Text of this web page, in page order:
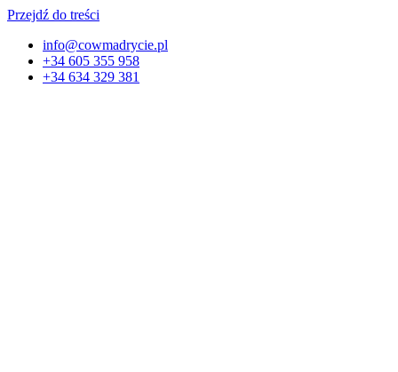
Przejdź do treści
info@cowmadrycie.pl
+34 605 355 958
+34 634 329 381​